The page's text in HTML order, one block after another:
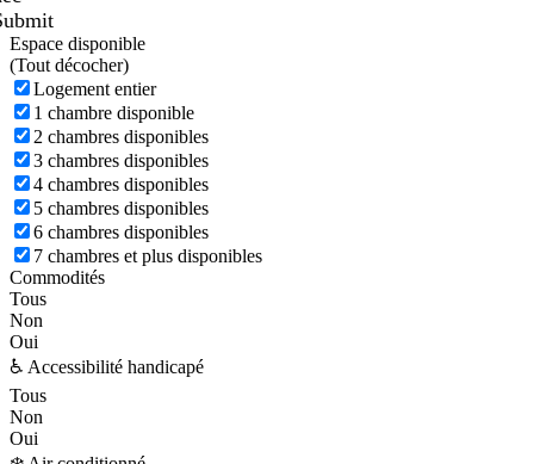
Espace disponible
(Tout décocher)
Logement entier
1 chambre disponible
2 chambres disponibles
3 chambres disponibles
4 chambres disponibles
5 chambres disponibles
6 chambres disponibles
7 chambres et plus disponibles
Commodités
Tous
Non
Oui
♿ Accessibilité handicapé
Tous
Non
Oui